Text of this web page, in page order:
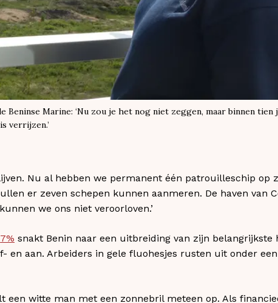
Beninse Marine: ‘Nu zou je het nog niet zeggen, maar binnen tien
verrijzen.’
Nu al hebben we permanent één patrouilleschip op
er zeven schepen kunnen aanmeren. De haven van
we ons niet veroorloven.’
7% snakt Benin naar een uitbreiding van zijn belangrijkste
en aan. Arbeiders in gele fluohesjes rusten uit onder
een witte man met een zonnebril meteen op. Als